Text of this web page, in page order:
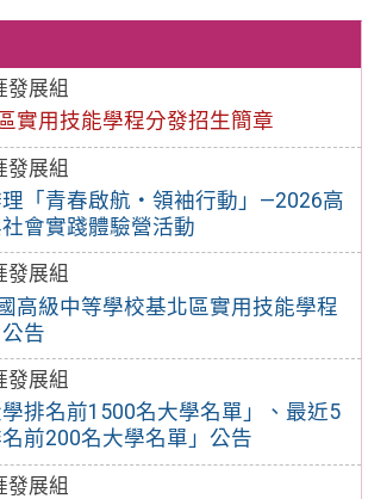
發展組
實用技能學程分發招生簡章
發展組
「青春啟航・領袖行動」—2026高
會實踐體驗營活動
發展組
高級中等學校基北區實用技能學程
告
發展組
排名前1500名大學名單」、最近5
前200名大學名單」公告
發展組